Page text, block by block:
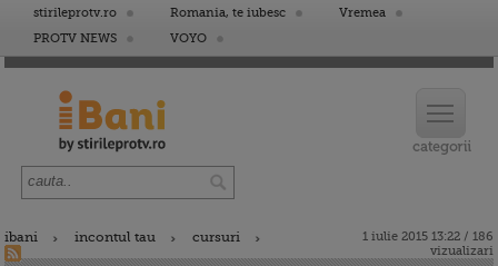
stirileprotv.ro Romania, te iubesc
Vremea
PROTV NEWS
VOYO
ibani incontul tau cursuri
1 iulie 2015 13:22 / 186
vizualizari